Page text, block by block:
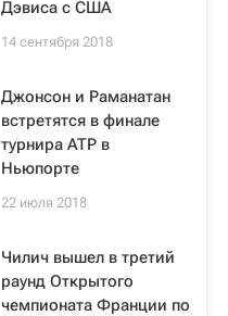
Дэвиса с США
14 сентября 2018
Джонсон и Раманатан
встретятся в финале
турнира ATP в
Ньюпорте
22 июля 2018
Чилич вышел в третий
раунд Открытого
чемпионата Франции по